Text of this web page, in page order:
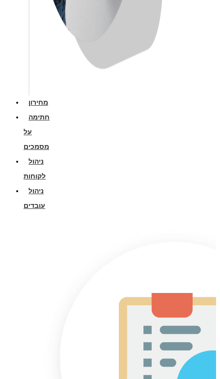
מחירון
חתימה
על
מסמכים
ניהול
לקוחות
ניהול
עובדים